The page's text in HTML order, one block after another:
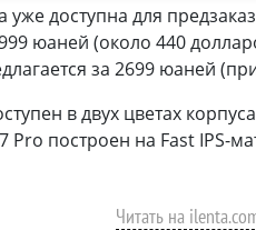
уже доступна для
юаней (около 440
за 2699 юаней
в двух цветах
Pro построен на Fast IPS-
Читать на